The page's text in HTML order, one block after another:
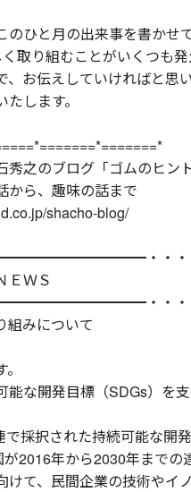
のひと月の出来事を書かせ
取り組むことがいくつも発
、お伝えしていければと思い
します。
之のブログ「ゴムのヒン
から、趣味の話まで
shacho-blog/
・・・
ＥＷＳ
・・・
みについて
な開発目標（SDGs）を支
採択された持続可能な開
2016年から2030年までの
けて、民間企業の技術やイ